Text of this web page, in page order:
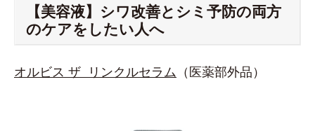
【美容液】シワ改善とシミ予防の両方
のケアをしたい人へ
オルビス ザ リンクルセラム （医薬部外品）